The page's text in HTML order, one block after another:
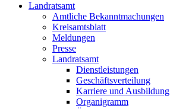
Landratsamt
Amtliche Bekanntmachungen
Kreisamtsblatt
Meldungen
Presse
Landratsamt
Dienstleistungen
Geschäftsverteilung
Karriere und Ausbildung
Organigramm